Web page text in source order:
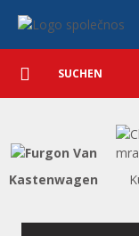
Nutzfahrzeuge -
WAS
Detaillierte
Suche Suchen
Kastenwagen